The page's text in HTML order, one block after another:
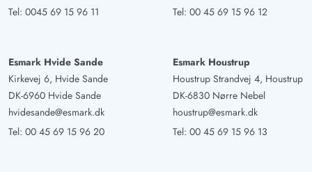
Tel: 0045 69 15 96 11
Tel: 00 45 69 15 96 12
Esmark Hvide Sande
Kirkevej 6, Hvide Sande
DK-6960 Hvide Sande
hvidesande@esmark.dk
Tel: 00 45 69 15 96 20
Esmark Houstrup
Houstrup Strandvej 4, Houstrup
DK-6830 Nørre Nebel
houstrup@esmark.dk
Tel: 00 45 69 15 96 13